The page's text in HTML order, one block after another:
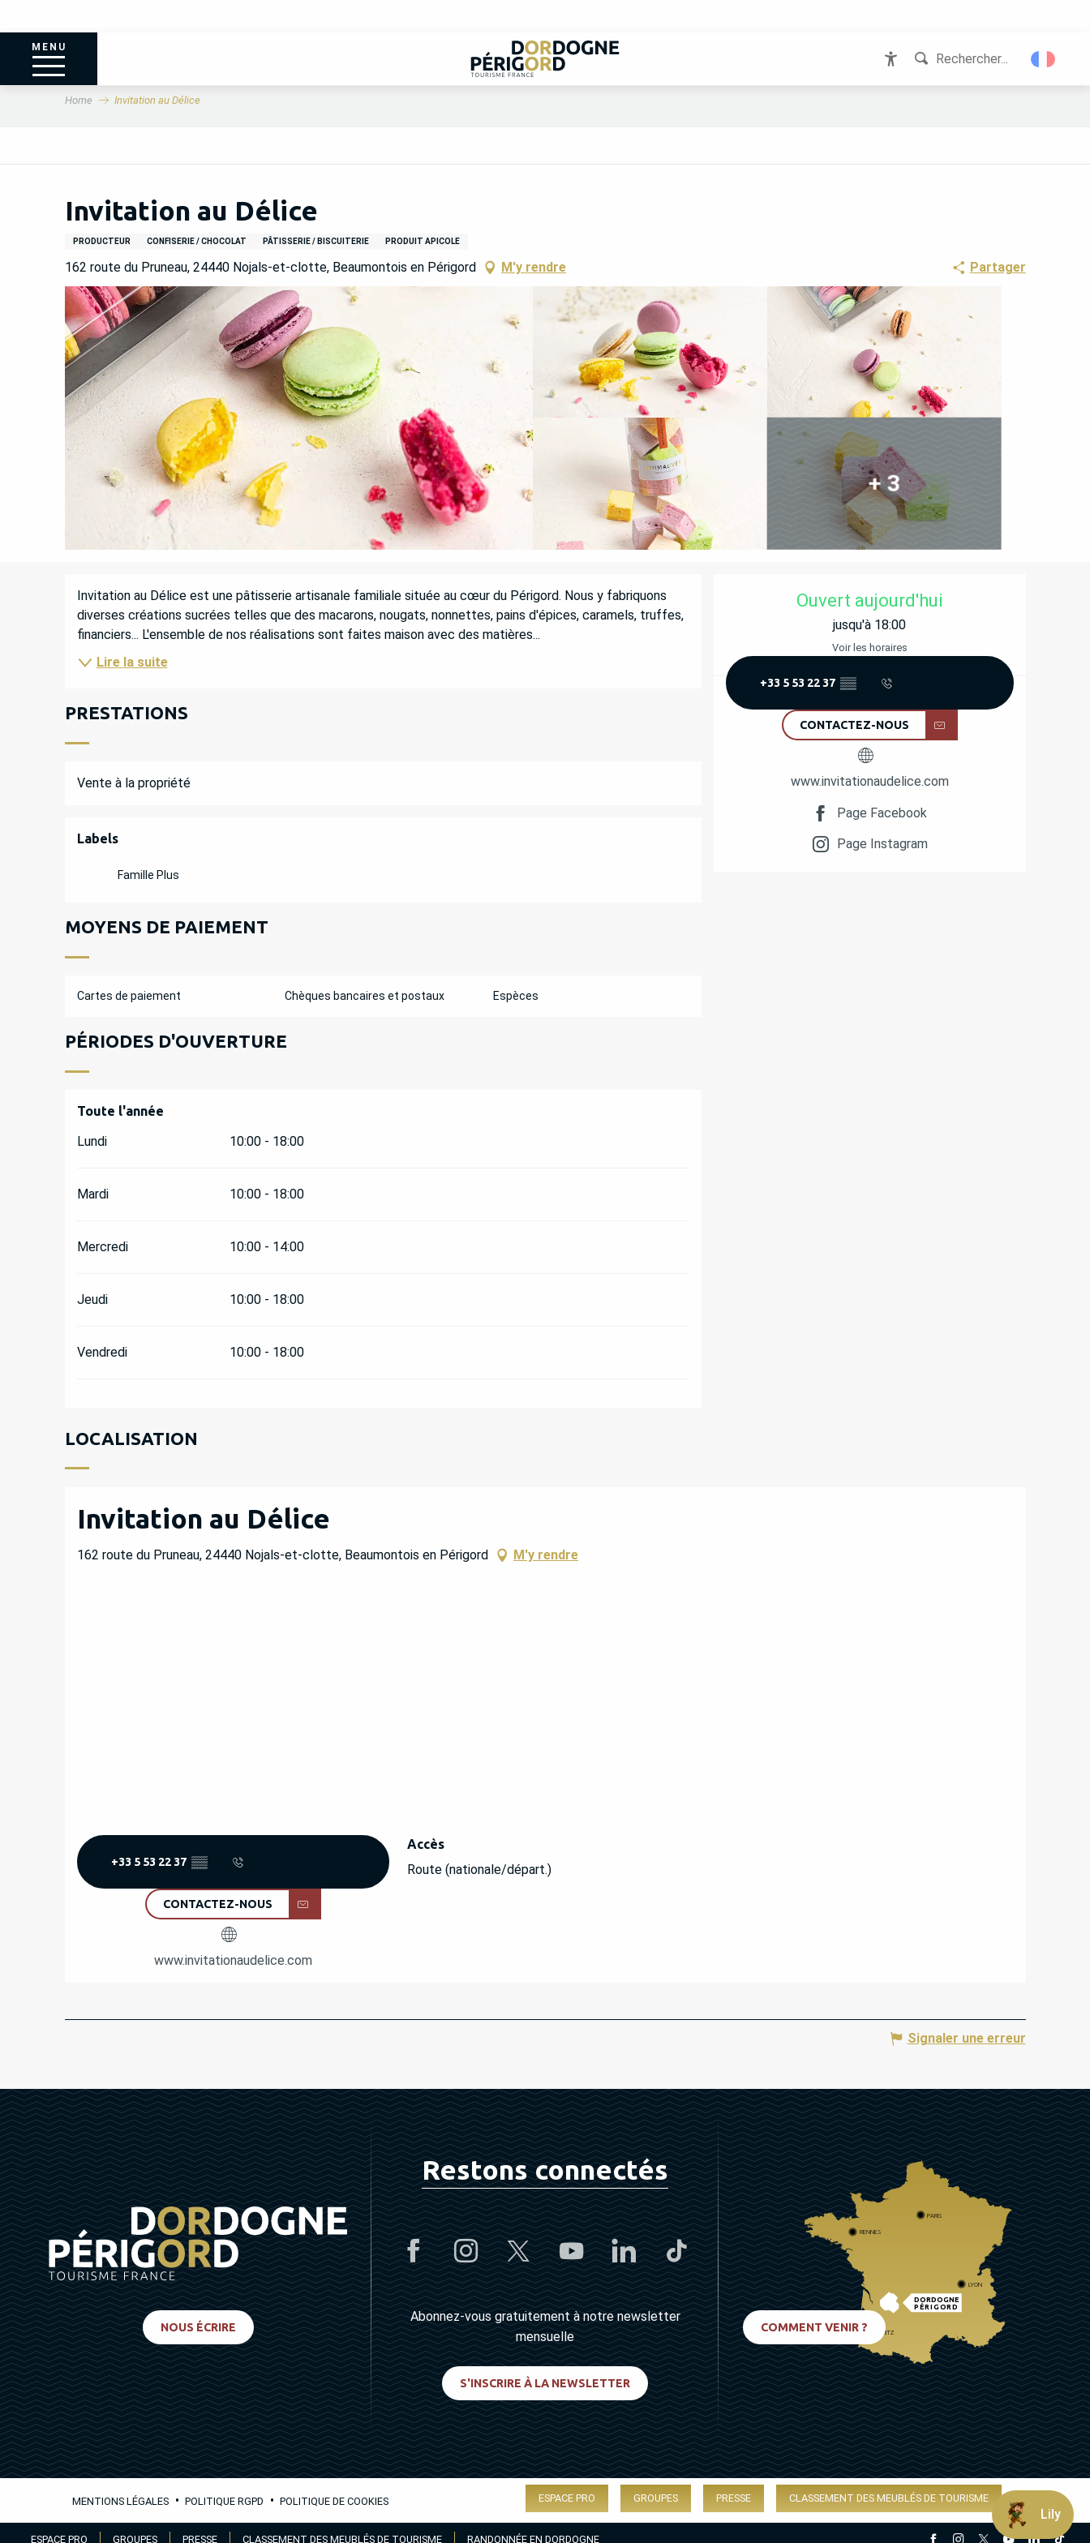
ESPACE PRO GROUPES PRESSE CLASSEMENT DES MEUBLÉS DE TOURISME RANDONNÉE EN DORDOGNE
MENU
Rechercher...
Home Invitation au Délice
Invitation au Délice
PRODUCTEUR CONFISERIE / CHOCOLAT PÂTISSERIE / BISCUITERIE PRODUIT APICOLE
162 route du Pruneau, 24440 Nojals-et-clotte, Beaumontois en Périgord M'y rendre Partager
+ 3
OUVERTURE ET
Ouvert aujourd'hui
jusqu'à 18:00
Voir les horaires
+33 5 53 22 37 ▒▒
CONTACTEZ-NOUS
www.invitationaudelice.com
Page Facebook
Page Instagram
DESCRIPTION
Invitation au Délice est une pâtisserie artisanale familiale située au cœur du Périgord. Nous y fabriquons
diverses créations sucrées telles que des macarons, nougats, nonnettes, pains d'épices, caramels, truffes,
financiers... L'ensemble de nos réalisations sont faites maison avec des matières...
Lire la suite
PRESTATIONS
Vente à la propriété
OFFRES DE PRESTATIONS
Labels
Labels
Famille Plus
MOYENS DE PAIEMENT
Cartes de paiement Chèques bancaires et postaux Espèces
PÉRIODES D'OUVERTURE
Toute l'année
Toute l'année
Lundi 10:00 - 18:00
Mardi 10:00 - 18:00
Mercredi 10:00 - 14:00
Jeudi 10:00 - 18:00
Vendredi 10:00 - 18:00
LOCALISATION
Invitation au Délice
162 route du Pruneau, 24440 Nojals-et-clotte, Beaumontois en Périgord M'y rendre
+33 5 53 22 37 ▒▒
CONTACTEZ-NOUS
www.invitationaudelice.com
Accès
Accès
Route (nationale/départ.)
Signaler une erreur
NOUS ÉCRIRE
Restons connectés
Abonnez-vous gratuitement à notre newsletter
mensuelle
S'INSCRIRE À LA NEWSLETTER
DORDOGNE
PÉRIGORD
PARIS
RENNES
LYON
BIARRITZ
COMMENT VENIR ?
MENTIONS LÉGALES • POLITIQUE RGPD • POLITIQUE DE COOKIES ESPACE PRO GROUPES PRESSE CLASSEMENT DES MEUBLÉS DE TOURISME
Lily